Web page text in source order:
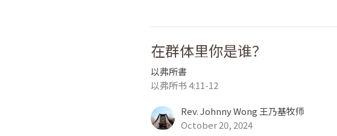
在群体里你是谁？
以弗所書
以弗所书 4:11-12
Rev. Johnny Wong 王乃基牧师
October 20, 2024